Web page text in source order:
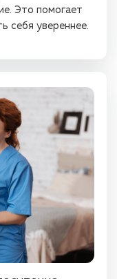
Это помогает
себя увереннее.